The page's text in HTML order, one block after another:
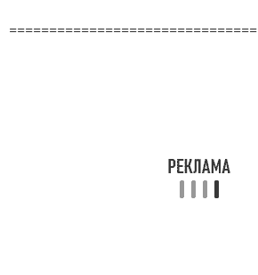
===============================